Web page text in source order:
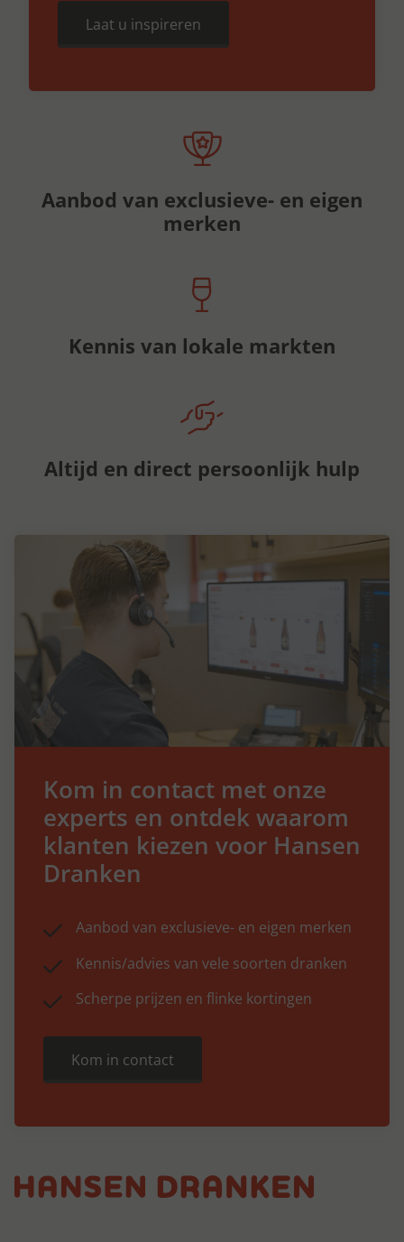
Laat u inspireren
Aanbod van exclusieve- en eigen
merken
Kennis van lokale markten
Altijd en direct persoonlijk hulp
Kom in contact met onze
experts en ontdek waarom
klanten kiezen voor Hansen
Dranken
Aanbod van exclusieve- en eigen merken
Kennis/advies van vele soorten dranken
Scherpe prijzen en flinke kortingen
Kom in contact